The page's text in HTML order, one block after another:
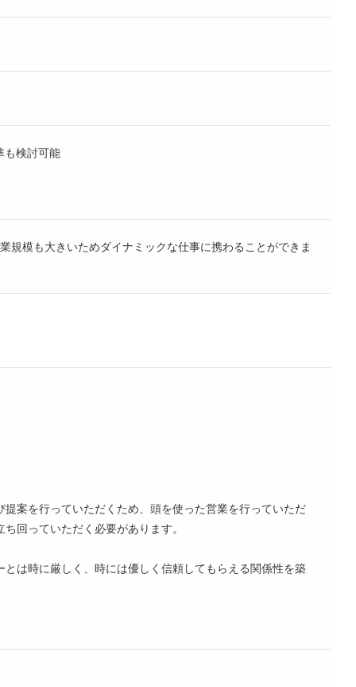
検討可能
模も大きいためダイナミックな仕事に携わることができま
案を行っていただくため、頭を使った営業を行っていただ
回っていただく必要があります。
は時に厳しく、時には優しく信頼してもらえる関係性を築